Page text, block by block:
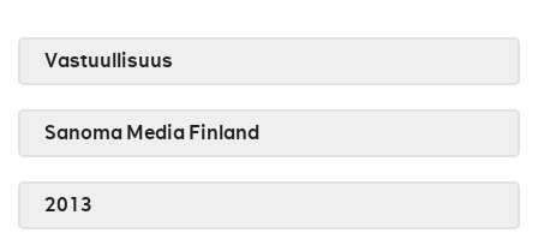
Vastuullisuus
Sanoma Media Finland
2013